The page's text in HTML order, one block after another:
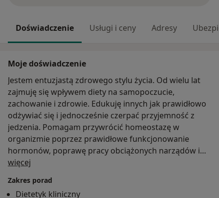
Doświadczenie Usługi i ceny Adresy
Moje doświadczenie
Jestem entuzjastą zdrowego stylu życia. Od wielu lat
zajmuję się wpływem diety na samopoczucie,
zachowanie i zdrowie. Edukuję innych jak prawidłowo
odżywiać się i jednocześnie czerpać przyjemność z
jedzenia. Pomagam przywrócić homeostazę w
organizmie poprzez prawidłowe funkcjonowanie
hormonów, poprawę pracy obciążonych narządów i
wyników badań, redukcję objawów chorobowych,
zaburzeniach odżywiania. Układam
więcej
Zakres porad
Dietetyk kliniczny